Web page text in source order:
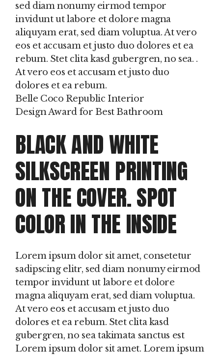
sed diam nonumy eirmod tempor
invidunt ut labore et dolore magna
aliquyam erat, sed diam voluptua. At vero
eos et accusam et justo duo dolores et ea
rebum. Stet clita kasd gubergren, no sea. .
At vero eos et accusam et justo duo
dolores et ea rebum.
Belle Coco Republic Interior
Design Award for Best Bathroom
BLACK AND WHITE
SILKSCREEN PRINTING
ON THE COVER. SPOT
COLOR IN THE INSIDE
Lorem ipsum dolor sit amet, consetetur
sadipscing elitr, sed diam nonumy eirmod
tempor invidunt ut labore et dolore
magna aliquyam erat, sed diam voluptua.
At vero eos et accusam et justo duo
dolores et ea rebum. Stet clita kasd
gubergren, no sea takimata sanctus est
Lorem ipsum dolor sit amet. Lorem ipsum